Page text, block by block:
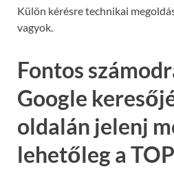
Külön kérésre technikai
vagyok.
Fontos
Google
oldalán jelenj
lehetőleg a